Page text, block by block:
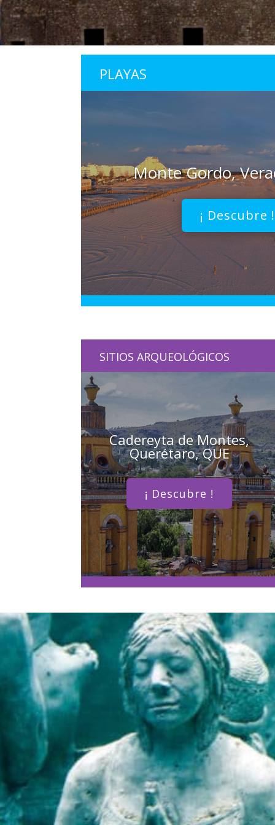
PLAYAS
Monte Gordo,
¡ Descubre !
SITIOS ARQUEOLÓGICOS
Cadereyta de Montes,
Querétaro, QUE
¡ Descubre !